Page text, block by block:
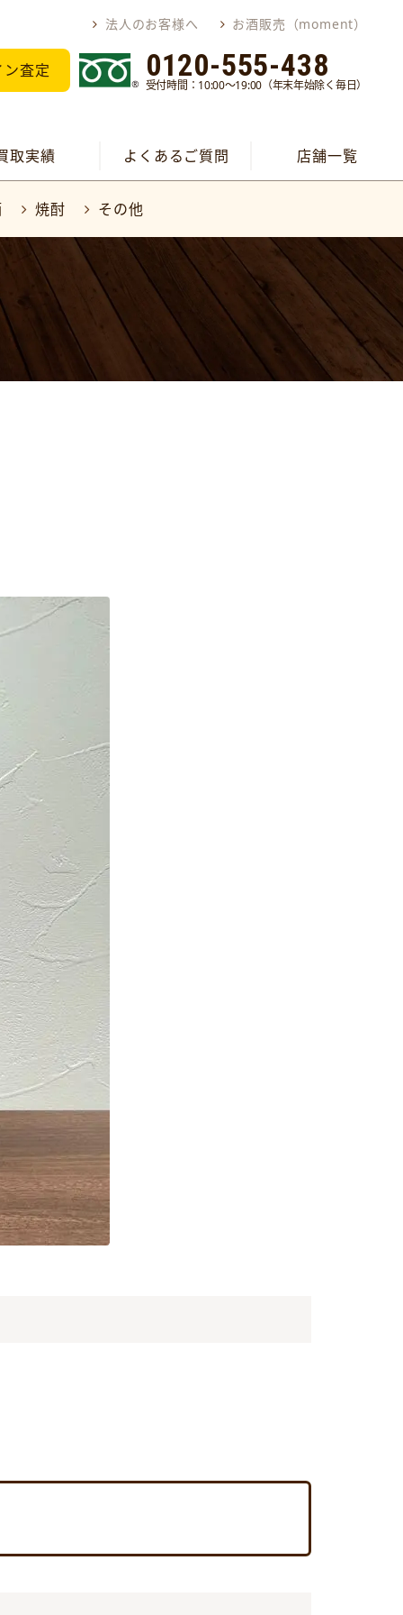
法人のお客様へ お酒販売（moment）
査定 0120-555-438
受付時間：10:00～19:00（年末年始除く毎日）
取実績 よくあるご質問 店舗一覧
焼酎 その他